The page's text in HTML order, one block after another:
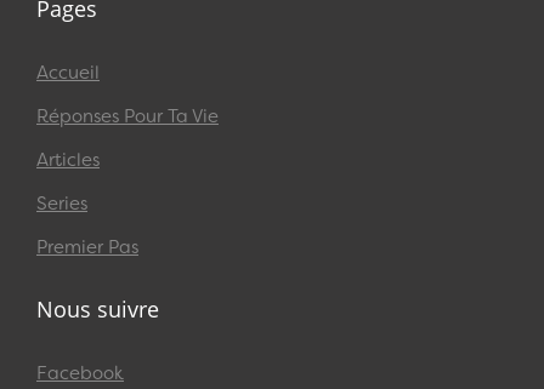
Pages
Accueil
Réponses Pour Ta Vie
Articles
Series
Premier Pas
Nous suivre
Facebook